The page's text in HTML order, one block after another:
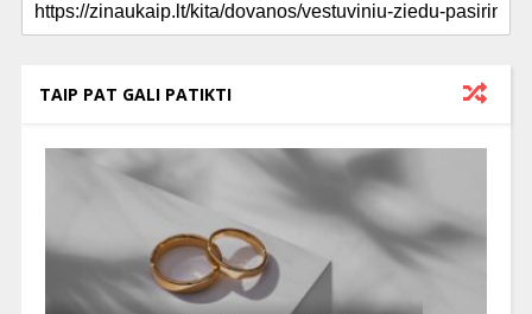
TAIP PAT GALI PATIKTI